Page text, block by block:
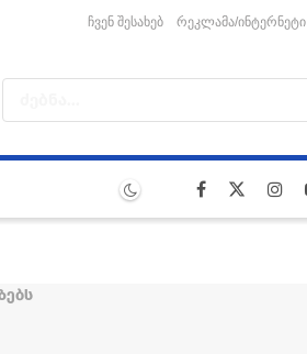
ჩვენ შესახებ რეკლამა/ინტერნეტი